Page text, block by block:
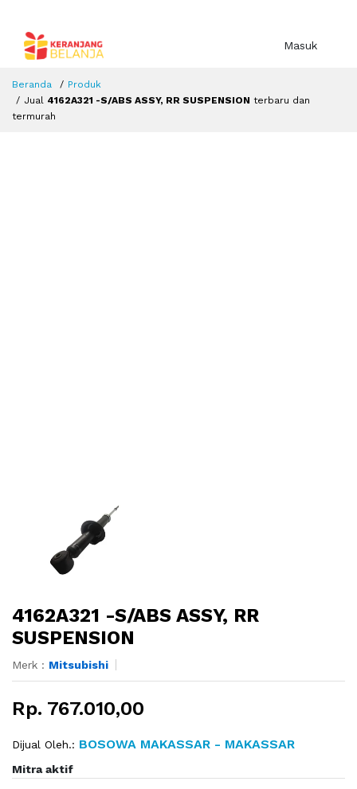
Masuk
Beranda
Produk
Jual 4162A321 -S/ABS ASSY, RR SUSPENSION terbaru dan
termurah
4162A321 -S/ABS ASSY, RR
SUSPENSION
Merk : Mitsubishi
Rp. 767.010,00
Dijual Oleh.: BOSOWA MAKASSAR - MAKASSAR
Mitra aktif